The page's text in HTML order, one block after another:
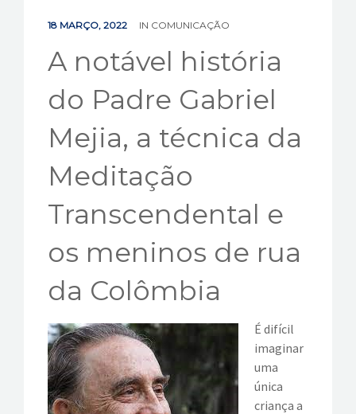
VÍDEOS
CONTATOS
CONTATOS
18 MARÇO, 2022 IN COMUNICAÇÃO
A notável história
do Padre Gabriel
Mejia, a técnica da
Meditação
Transcendental e
os meninos de rua
da Colômbia
É difícil
imaginar
uma
única
criança a